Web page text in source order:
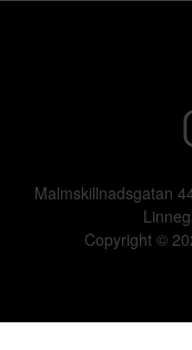
Malmskillnadsgatan
Copyright ©